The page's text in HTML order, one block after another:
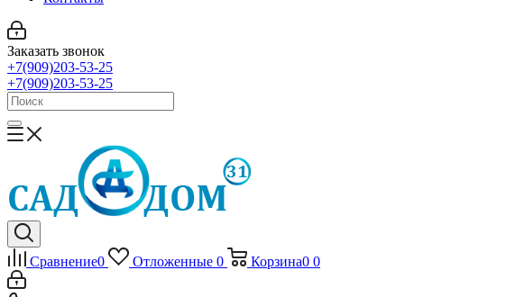
Заказать звонок
+7(909)203-53-25
+7(909)203-53-25
Сравнение0 Отложенные 0 Корзина0 0